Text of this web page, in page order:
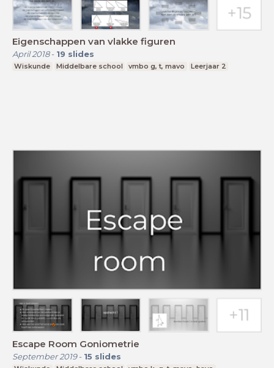
Eigenschappen van vlakke figuren
April 2018- 19 slides
Wiskunde Middelbare school vmbo g, t, mavo Leerjaar 2
Escape Room Goniometrie
September 2019- 15 slides